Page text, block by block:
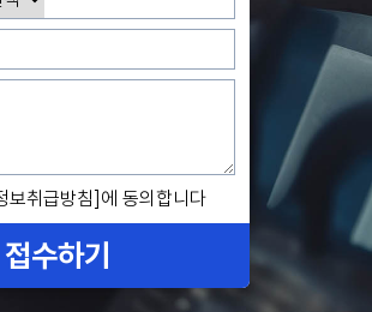
보취급방침] 에 동의합니다
접수하기